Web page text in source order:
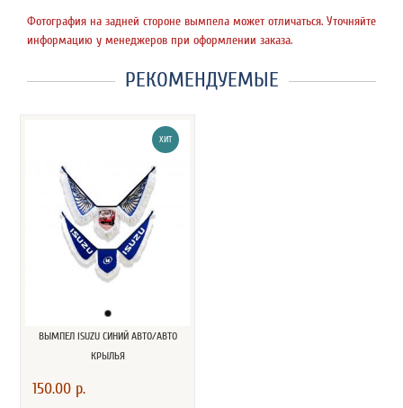
Фотография на задней стороне вымпела может отличаться. Уточняйте
информацию у менеджеров при оформлении заказа.
РЕКОМЕНДУЕМЫЕ
ХИТ
ВЫМПЕЛ ISUZU СИНИЙ АВТО/АВТО
КРЫЛЬЯ
150.00 р.